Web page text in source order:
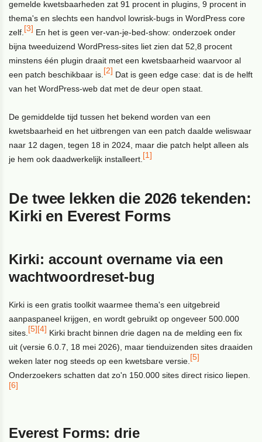
gemelde kwetsbaarheden zat 91 procent in plugins, 9 procent in
thema's en slechts een handvol lowrisk-bugs in WordPress core
zelf.[3] En het is geen ver-van-je-bed-show: onderzoek onder
bijna tweeduizend WordPress-sites liet zien dat 52,8 procent
minstens één plugin draait met een kwetsbaarheid waarvoor al
een patch beschikbaar is.[2] Dat is geen edge case: dat is de helft
van het WordPress-web dat met de deur open staat.
De gemiddelde tijd tussen het bekend worden van een
kwetsbaarheid en het uitbrengen van een patch daalde weliswaar
naar 12 dagen, tegen 18 in 2024, maar die patch helpt alleen als
je hem ook daadwerkelijk installeert.[1]
De twee lekken die 2026 tekenden:
Kirki en Everest Forms
Kirki: account overname via een
wachtwoordreset-bug
Kirki is een gratis toolkit waarmee thema's een uitgebreid
aanpaspaneel krijgen, en wordt gebruikt op ongeveer 500.000
sites.[5][4] Kirki bracht binnen drie dagen na de melding een fix
uit (versie 6.0.7, 18 mei 2026), maar tienduizenden sites draaiden
weken later nog steeds op een kwetsbare versie.[5]
Onderzoekers schatten dat zo'n 150.000 sites direct risico liepen.
[6]
Everest Forms: drie